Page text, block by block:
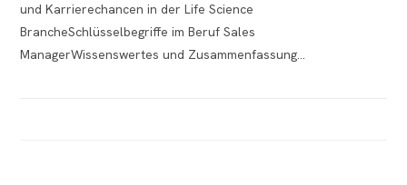
und Karrierechancen in der Life Science
BrancheSchlüsselbegriffe im Beruf Sales
ManagerWissenswertes und Zusammenfassung…